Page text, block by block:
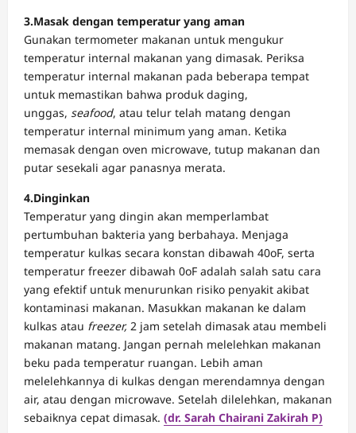
3.Masak dengan temperatur yang aman
Gunakan termometer makanan untuk mengukur
temperatur internal makanan yang dimasak. Periksa
temperatur internal makanan pada beberapa tempat
untuk memastikan bahwa produk daging,
unggas, seafood, atau telur telah matang dengan
temperatur internal minimum yang aman. Ketika
memasak dengan oven microwave, tutup makanan dan
putar sesekali agar panasnya merata.
4.Dinginkan
Temperatur yang dingin akan memperlambat
pertumbuhan bakteria yang berbahaya. Menjaga
temperatur kulkas secara konstan dibawah 40oF, serta
temperatur freezer dibawah 0oF adalah salah satu cara
yang efektif untuk menurunkan risiko penyakit akibat
kontaminasi makanan. Masukkan makanan ke dalam
kulkas atau freezer, 2 jam setelah dimasak atau membeli
makanan matang. Jangan pernah melelehkan makanan
beku pada temperatur ruangan. Lebih aman
melelehkannya di kulkas dengan merendamnya dengan
air, atau dengan microwave. Setelah dilelehkan, makanan
sebaiknya cepat dimasak. (dr. Sarah Chairani Zakirah P)